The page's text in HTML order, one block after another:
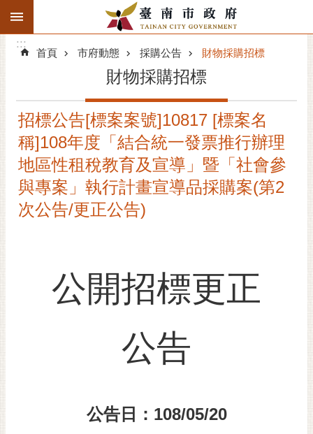
跳到主要內容區塊
搜
階
精彩府城
市府動態
市府團隊
市民互動
:::
:::
首頁 市府動態 採購公告 財物採購招標
財物採購招標
招標公告[標案案號]10817 [標案名
稱]108年度「結合統一發票推行辦理
地區性租稅教育及宣導」暨「社會參
與專案」執行計畫宣導品採購案(第2
次公告/更正公告)
公開招標更正
公告
公告日：108/05/20